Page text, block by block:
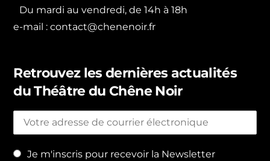
Du mardi au vendredi, de 14h à 18h
e-mail :contact@chenenoir.fr
Retrouvez les dernières actualités
du Théâtre du Chêne Noir
Je m'inscris pour recevoir la Newsletter